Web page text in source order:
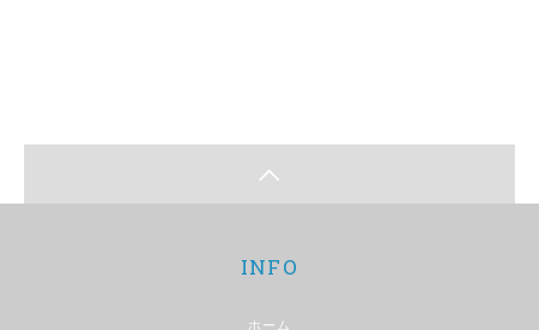
INFO
ホーム